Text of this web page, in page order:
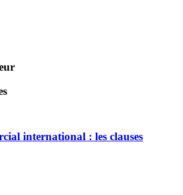
international : les clauses